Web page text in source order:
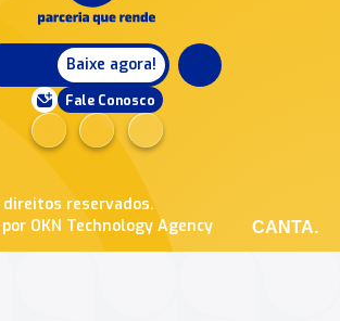
Baixe agora!
Fale Conosco
direitos reservados.
OKN Technology Agency
CANTA.